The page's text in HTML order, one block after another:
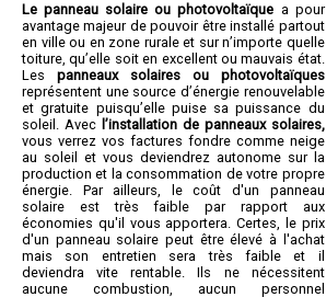
Le panneau solaire ou photovoltaïque a pour
avantage majeur de pouvoir être installé partout
en ville ou en zone rurale et sur n’importe quelle
toiture, qu’elle soit en excellent ou mauvais état.
Les panneaux solaires ou photovoltaïques
représentent une source d’énergie renouvelable
et gratuite puisqu’elle puise sa puissance du
soleil. Avec l’installation de panneaux solaires,
vous verrez vos factures fondre comme neige
au soleil et vous deviendrez autonome sur la
production et la consommation de votre propre
énergie. Par ailleurs, le coût d'un panneau
solaire est très faible par rapport aux
économies qu'il vous apportera. Certes, le prix
d'un panneau solaire peut être élevé à l'achat
mais son entretien sera très faible et il
deviendra vite rentable. Ils ne nécessitent
aucune combustion, aucun personnel